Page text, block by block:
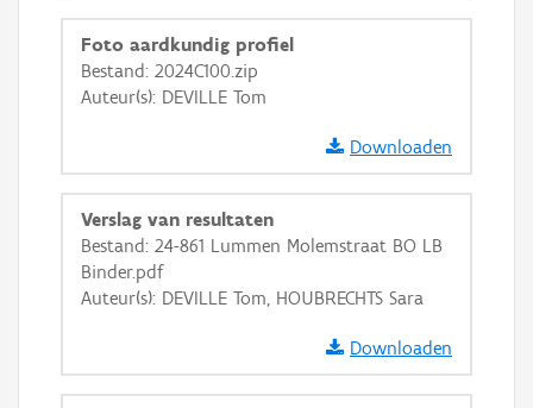
Basis Lagen
Ortho
GRB-Basiskaart
GRB-Basiskaart in grijswaarden
Foto aardkundig profiel
Bestand: 2024C100.zip
Auteur(s): DEVILLE Tom
Downloaden
Verslag van resultaten
Bestand: 24-861 Lummen Molemstraat BO LB
Binder.pdf
Auteur(s): DEVILLE Tom, HOUBRECHTS Sara
Downloaden